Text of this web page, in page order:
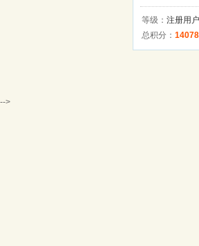
等级： 注册用户
总积分： 14078
-->